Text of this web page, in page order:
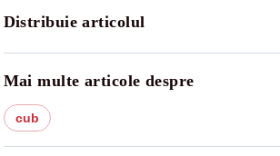
Distribuie articolul
Mai multe articole despre
cub